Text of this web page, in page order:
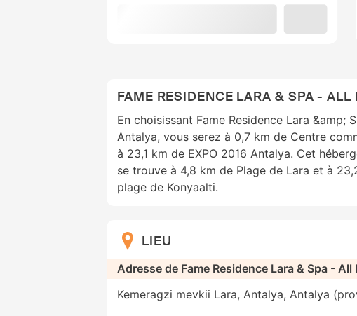
FAME RESIDENCE LARA & SPA - ALL
En choisissant Fame Residence Lara &amp;
Antalya, vous serez à 0,7 km de Centre
à 23,1 km de EXPO 2016 Antalya. Cet
se trouve à 4,8 km de Plage de Lara et à
plage de Konyaalti.
LIEU
Adresse de Fame Residence Lara & Spa - All
Kemeragzi mevkii Lara, Antalya, Antalya